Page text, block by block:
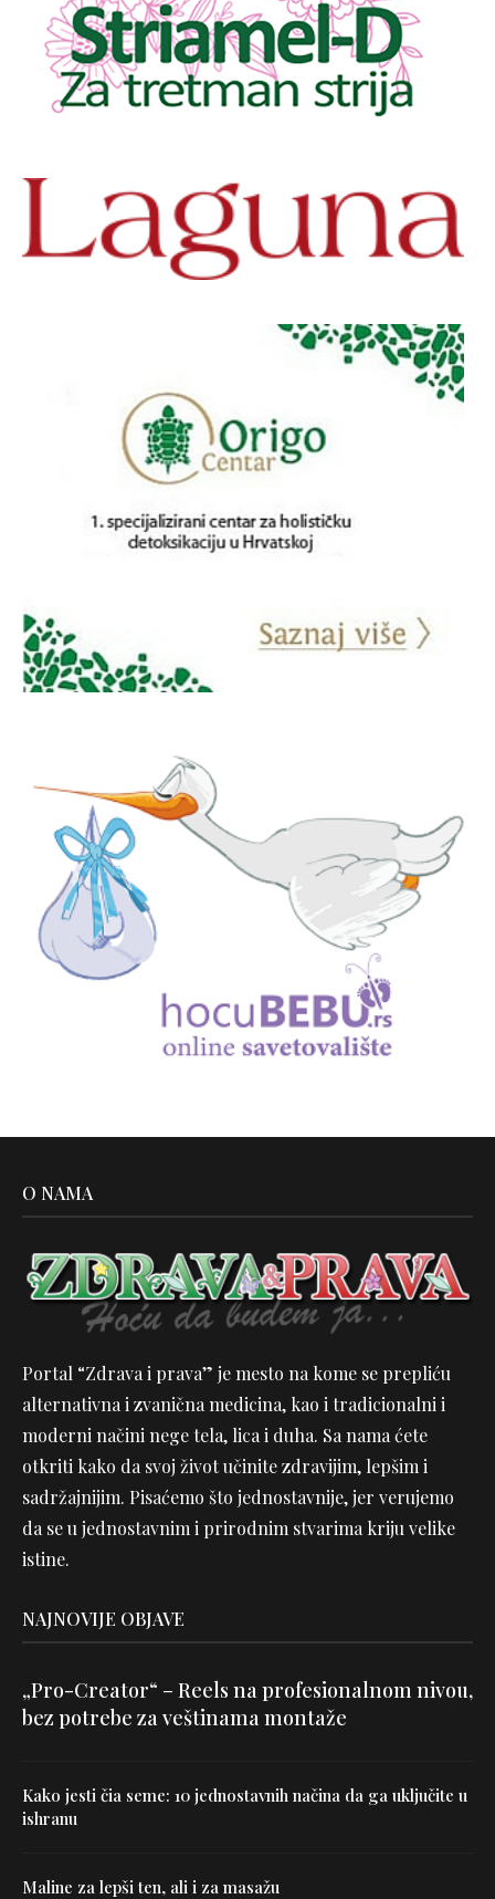
O NAMA
Portal “Zdrava i prava” je mesto na kome se prepliću
alternativna i zvanična medicina, kao i tradicionalni i
moderni načini nege tela, lica i duha. Sa nama ćete
otkriti kako da svoj život učinite zdravijim, lepšim i
sadržajnijim. Pisaćemo što jednostavnije, jer verujemo
da se u jednostavnim i prirodnim stvarima kriju velike
istine.
NAJNOVIJE OBJAVE
„Pro-Creator“ – Reels na profesionalnom nivou,
bez potrebe za veštinama montaže
Kako jesti čia seme: 10 jednostavnih načina da ga uključite u
ishranu
Maline za lepši ten, ali i za masažu